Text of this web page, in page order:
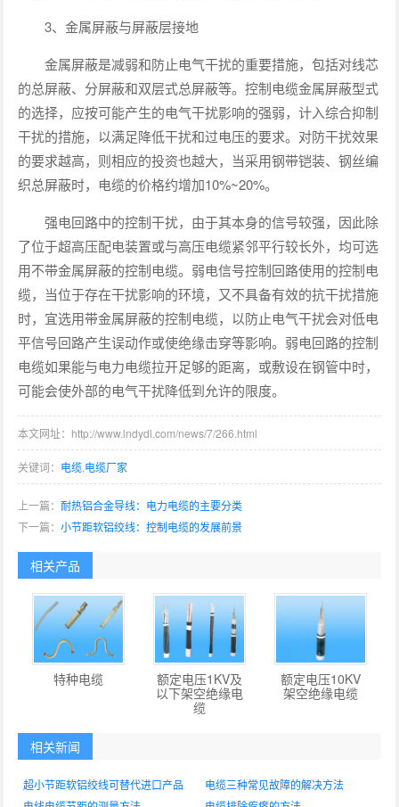
3、金属屏蔽与屏蔽层接地
金属屏蔽是减弱和防止电气干扰的重要措施，包括对线芯
的总屏蔽、分屏蔽和双层式总屏蔽等。控制电缆金属屏蔽型式
的选择，应按可能产生的电气干扰影响的强弱，计入综合抑制
干扰的措施，以满足降低干扰和过电压的要求。对防干扰效果
的要求越高，则相应的投资也越大，当采用钢带铠装、钢丝编
织总屏蔽时，电缆的价格约增加10%~20%。
强电回路中的控制干扰，由于其本身的信号较强，因此除
了位于超高压配电装置或与高压电缆紧邻平行较长外，均可选
用不带金属屏蔽的控制电缆。弱电信号控制回路使用的控制电
缆，当位于存在干扰影响的环境，又不具备有效的抗干扰措施
时，宜选用带金属屏蔽的控制电缆，以防止电气干扰会对低电
平信号回路产生误动作或使绝缘击穿等影响。弱电回路的控制
电缆如果能与电力电缆拉开足够的距离，或敷设在钢管中时，
可能会使外部的电气干扰降低到允许的限度。
本文网址：http://www.lndydl.com/news/7/266.html
关键词： 电缆 电缆厂家
上一篇：耐热铝合金导线：电力电缆的主要分类
下一篇：小节距软铝绞线：控制电缆的发展前景
相关产品
特种电缆
额定电压1KV及
以下架空绝缘电
缆
额定电压10KV
架空绝缘电缆
相关新闻
超小节距软铝绞线可替代进口产品
电缆三种常见故障的解决方法